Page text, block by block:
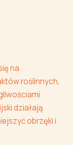
na
roślinnych,
działają
obrzęki i